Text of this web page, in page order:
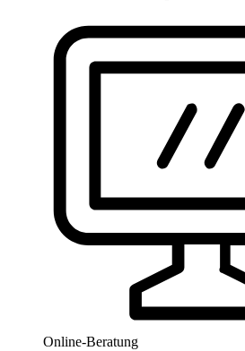
Online-Beratung